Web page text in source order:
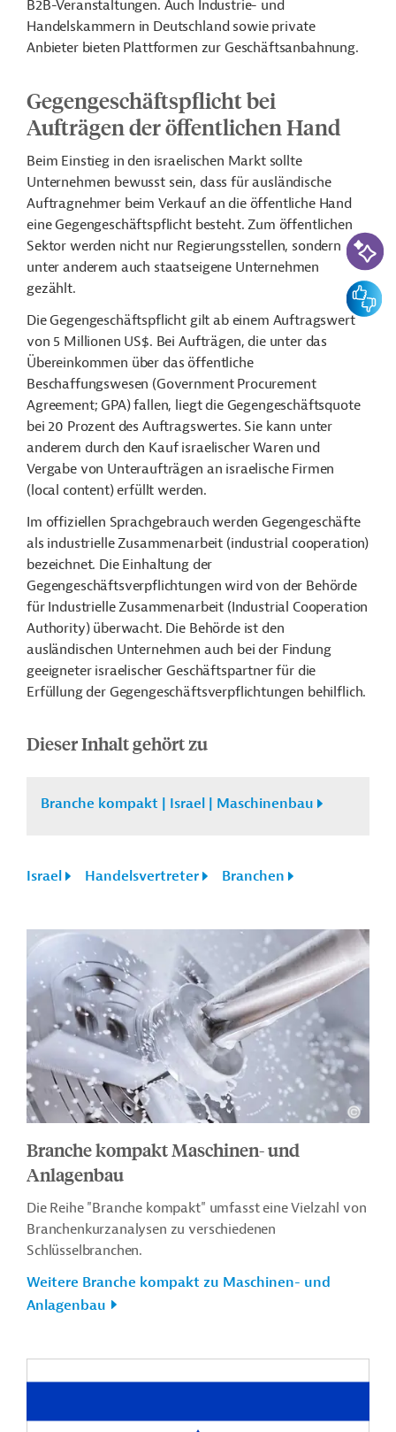
B2B-Veranstaltungen. Auch Industrie- und
Handelskammern in Deutschland sowie private
Anbieter bieten Plattformen zur Geschäftsanbahnung.
Gegengeschäftspflicht bei
Aufträgen der öffentlichen Hand
Beim Einstieg in den israelischen Markt sollte
Unternehmen bewusst sein, dass für ausländische
Auftragnehmer beim Verkauf an die öffentliche Hand
eine Gegengeschäftspflicht besteht. Zum öffentlichen
Sektor werden nicht nur Regierungsstellen, sondern
unter anderem auch staatseigene Unternehmen
gezählt.
Die Gegengeschäftspflicht gilt ab einem Auftragswert
von 5 Millionen US$. Bei Aufträgen, die unter das
Übereinkommen über das öffentliche
Beschaffungswesen (Government Procurement
Agreement;GPA) fallen, liegt die Gegengeschäftsquote
bei 20 Prozent des Auftragswertes. Sie kann unter
anderem durch den Kauf israelischer Waren und
Vergabe von Unteraufträgen an israelische Firmen
(local content) erfüllt werden.
Im offiziellen Sprachgebrauch werden Gegengeschäfte
als industrielle Zusammenarbeit (industrial cooperation)
bezeichnet. Die Einhaltung der
Gegengeschäftsverpflichtungen wird von der Behörde
für Industrielle Zusammenarbeit (Industrial Cooperation
Authority) überwacht. Die Behörde ist den
ausländischen Unternehmen auch bei der Findung
geeigneter israelischer Geschäftspartner für die
Erfüllung der Gegengeschäftsverpflichtungen behilflich.
Dieser Inhalt gehört zu
Branche kompakt | Israel | Maschinenbau
Israel Handelsvertreter Branchen
Branche kompakt Maschinen- und
Anlagenbau
Die Reihe "Branche kompakt" umfasst eine Vielzahl von
Branchenkurzanalysen zu verschiedenen
Schlüsselbranchen.
Weitere Branche kompakt zu Maschinen- und
Anlagenbau
KI-